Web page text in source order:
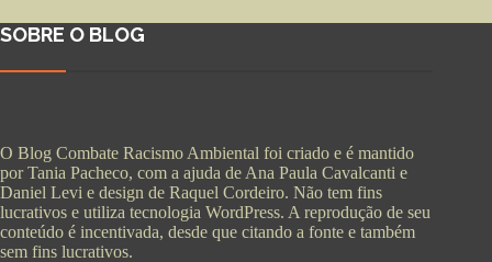
SOBRE O BLOG
O Blog Combate Racismo Ambiental foi criado e é mantido
por Tania Pacheco, com a ajuda de Ana Paula Cavalcanti e
Daniel Levi e design de Raquel Cordeiro. Não tem fins
lucrativos e utiliza tecnologia WordPress. A reprodução de seu
conteúdo é incentivada, desde que citando a fonte e também
sem fins lucrativos.